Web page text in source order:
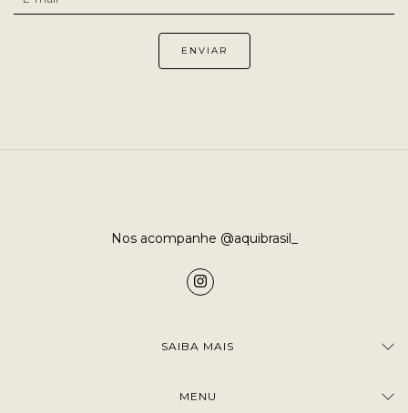
Nos acompanhe @aquibrasil_
SAIBA MAIS
MENU